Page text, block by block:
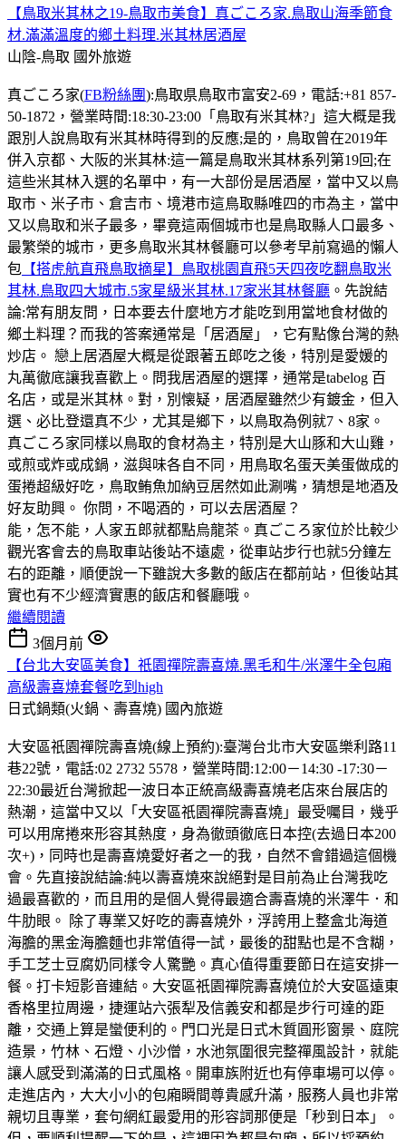
【鳥取米其林之19-鳥取市美食】真ごころ家.鳥取山海季節食
材.滿滿溫度的鄉土料理.米其林居酒屋
山陰-鳥取 國外旅遊
真ごころ家(FB粉絲團):鳥取県鳥取市富安2-69，電話:+81 857-
50-1872，營業時間:18:30-23:00「鳥取有米其林?」這大概是我
跟別人說鳥取有米其林時得到的反應;是的，鳥取曾在2019年
併入京都、大阪的米其林:這一篇是鳥取米其林系列第19回;在
這些米其林入選的名單中，有一大部份是居酒屋，當中又以鳥
取市、米子市、倉吉市、境港市這鳥取縣唯四的市為主，當中
又以鳥取和米子最多，畢竟這兩個城市也是鳥取縣人口最多、
最繁榮的城市，更多鳥取米其林餐廳可以參考早前寫過的懶人
包 【搭虎航直飛鳥取摘星】鳥取桃園直飛5天四夜吃翻鳥取米
其林.鳥取四大城市.5家星級米其林.17家米其林餐廳 。先說結
論:常有朋友問，日本要去什麼地方才能吃到用當地食材做的
鄉土料理？而我的答案通常是「居酒屋」，它有點像台灣的熱
炒店。 戀上居酒屋大概是從跟著五郎吃之後，特別是愛媛的
丸萬徹底讓我喜歡上。問我居酒屋的選擇，通常是tabelog 百
名店，或是米其林。對，別懐疑，居酒屋雖然少有鍍金，但入
選、必比登還真不少，尤其是鄉下，以鳥取為例就7、8家。
真ごころ家同樣以鳥取的食材為主，特別是大山豚和大山雞，
或煎或炸或成鍋，滋與味各自不同，用鳥取名蛋天美蛋做成的
蛋捲超級好吃，鳥取鲔魚加納豆居然如此涮嘴，猜想是地酒及
好友助興。 你問，不喝酒的，可以去居酒屋？
能，怎不能，人家五郎就都點烏龍茶。真ごころ家位於比較少
觀光客會去的鳥取車站後站不遠處，從車站步行也就5分鐘左
右的距離，順便說一下雖說大多數的飯店在都前站，但後站其
實也有不少經濟實惠的飯店和餐廳哦。
繼續閱讀
3個月前
【台北大安區美食】祇園禪院壽喜燒.黑毛和牛/米澤牛全包廂
高級壽喜燒套餐吃到high
日式鍋類(火鍋、壽喜燒) 國內旅遊
大安區祇園禪院壽喜燒(線上預約):臺灣台北市大安區樂利路11
巷22號，電話:02 2732 5578，營業時間:12:00－14:30 -17:30－
22:30最近台灣掀起一波日本正統高級壽喜燒老店來台展店的
熱潮，這當中又以「大安區祇園禪院壽喜燒」最受囑目，幾乎
可以用席捲來形容其熱度，身為徹頭徹底日本控(去過日本200
次+)，同時也是壽喜燒愛好者之一的我，自然不會錯過這個機
會。先直接說結論:純以壽喜燒來說絕對是目前為止台灣我吃
過最喜歡的，而且用的是個人覺得最適合壽喜燒的米澤牛．和
牛肋眼。 除了專業又好吃的壽喜燒外，浮誇用上整盒北海道
海膽的黑金海膽麵也非常值得一試，最後的甜點也是不含糊，
手工芝士豆腐奶同樣令人驚艷。真心值得重要節日在這安排一
餐。打卡短影音連結。大安區祇園禪院壽喜燒位於大安區遠東
香格里拉周邊，捷運站六張犁及信義安和都是步行可達的距
離，交通上算是蠻便利的。門口光是日式木質圓形窗景、庭院
造景，竹林、石燈、小沙僧，水池氛圍很完整禪風設計，就能
讓人感受到滿滿的日式風格。開車族附近也有停車場可以停。
走進店內，大大小小的包廂瞬間尊貴感升滿，服務人員也非常
親切且專業，套句網紅最愛用的形容詞那便是「秒到日本」。